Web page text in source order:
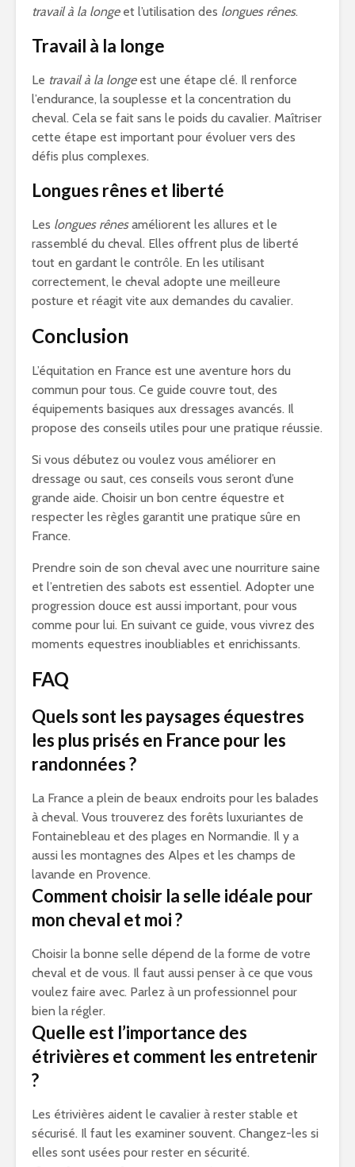
travail à la longeet l’utilisation des longues rênes.
Travail à la longe
Le travail à la longeest une étape clé. Il renforce
l’endurance, la souplesse et la concentration du
cheval. Cela se fait sans le poids du cavalier. Maîtriser
cette étape est important pour évoluer vers des
défis plus complexes.
Longues rênes et liberté
Les longues rênesaméliorent les allures et le
rassemblé du cheval. Elles offrent plus de liberté
tout en gardant le contrôle. En les utilisant
correctement, le cheval adopte une meilleure
posture et réagit vite aux demandes du cavalier.
Conclusion
L’équitation en France est une aventure hors du
commun pour tous. Ce guide couvre tout, des
équipements basiques aux dressages avancés. Il
propose des conseils utiles pour une pratique réussie.
Si vous débutez ou voulez vous améliorer en
dressage ou saut, ces conseils vous seront d’une
grande aide. Choisir un bon centre équestre et
respecter les règles garantit une pratique sûre en
France.
Prendre soin de son cheval avec une nourriture saine
et l’entretien des sabots est essentiel. Adopter une
progression douce est aussi important, pour vous
comme pour lui. En suivant ce guide, vous vivrez des
moments equestres inoubliables et enrichissants.
FAQ
Quels sont les paysages équestres
les plus prisés en France pour les
randonnées ?
La France a plein de beaux endroits pour les balades
à cheval. Vous trouverez des forêts luxuriantes de
Fontainebleau et des plages en Normandie. Il y a
aussi les montagnes des Alpes et les champs de
lavande en Provence.
Comment choisir la selle idéale pour
mon cheval et moi ?
Choisir la bonne selle dépend de la forme de votre
cheval et de vous. Il faut aussi penser à ce que vous
voulez faire avec. Parlez à un professionnel pour
bien la régler.
Quelle est l’importance des
étrivières et comment les entretenir
?
Les étrivières aident le cavalier à rester stable et
sécurisé. Il faut les examiner souvent. Changez-les si
elles sont usées pour rester en sécurité.